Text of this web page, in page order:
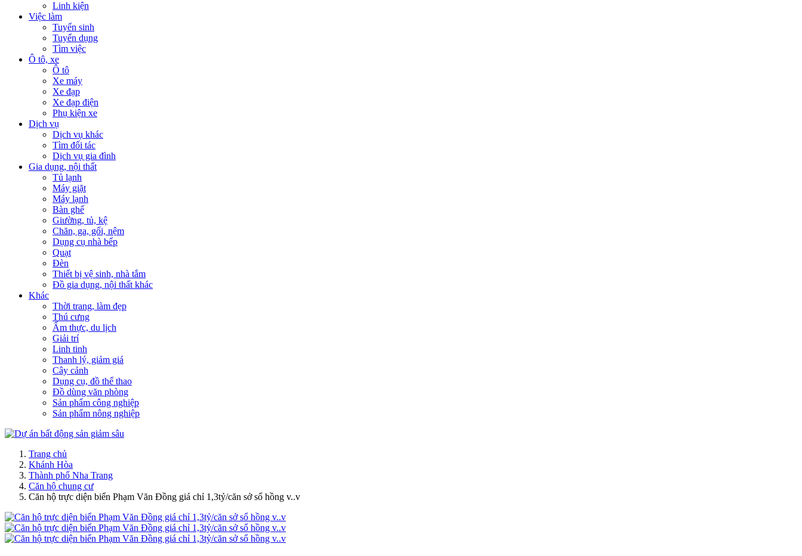
Linh kiện
Việc làm
Tuyển sinh
Tuyển dụng
Tìm việc
Ô tô, xe
Ô tô
Xe máy
Xe đạp
Xe đạp điện
Phụ kiện xe
Dịch vụ
Dịch vụ khác
Tìm đối tác
Dịch vụ gia đình
Gia dụng, nội thất
Tủ lạnh
Máy giặt
Máy lạnh
Bàn ghế
Giường, tủ, kệ
Chăn, ga, gối, nệm
Dụng cụ nhà bếp
Quạt
Đèn
Thiết bị vệ sinh, nhà tắm
Đồ gia dụng, nội thất khác
Khác
Thời trang, làm đẹp
Thú cưng
Ẩm thực, du lịch
Giải trí
Linh tinh
Thanh lý, giảm giá
Cây cảnh
Dụng cụ, đồ thể thao
Đồ dùng văn phòng
Sản phẩm công nghiệp
Sản phẩm nông nghiệp
Trang chủ
Khánh Hòa
Thành phố Nha Trang
Căn hộ chung cư
Căn hộ trực diện biển Phạm Văn Đồng giá chỉ 1,3tỷ/căn sở sổ hồng v..v